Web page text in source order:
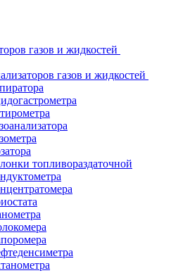
газов и жидкостей
газов и жидкостей
топливораздаточной